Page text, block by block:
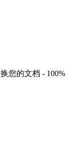
您的文档 - 100%